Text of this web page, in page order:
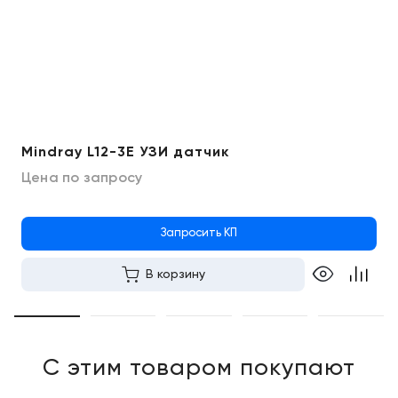
Mindray L12-3E УЗИ датчик
Цена по запросу
Запросить КП
В корзину
С этим товаром покупают